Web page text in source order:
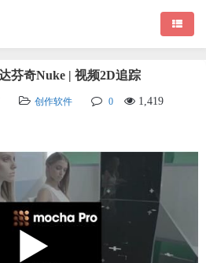
芬奇Nuke | 视频2D追踪
创作软件 0 1,419